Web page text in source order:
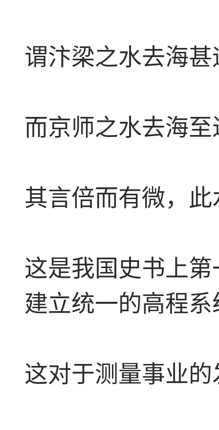
谓汴梁之水去海
而京师之水去海
其言倍而有微，
这是我国史书上
建立统一的高程
这对于测量事业